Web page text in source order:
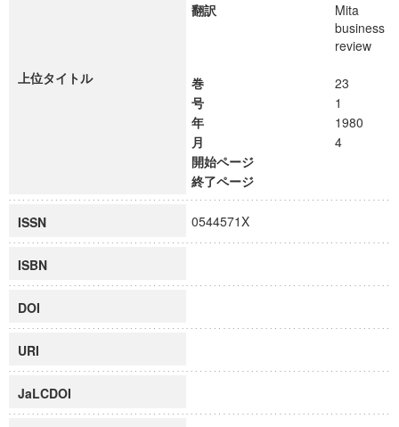
上位タイトル
翻訳
Mita
business
review
巻
23
号
1
年
1980
月
4
開始ページ
終了ページ
ISSN 0544571X
ISBN
DOI
URI
JaLCDOI